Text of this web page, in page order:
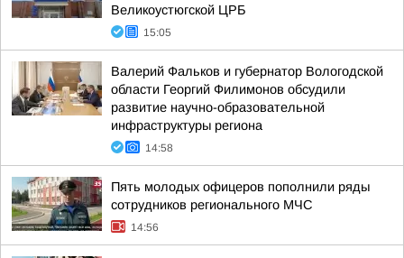
Великоустюгской ЦРБ
15:05
Валерий Фальков и губернатор Вологодской
области Георгий Филимонов обсудили
развитие научно-образовательной
инфраструктуры региона
14:58
Пять молодых офицеров пополнили ряды
сотрудников регионального МЧС
14:56